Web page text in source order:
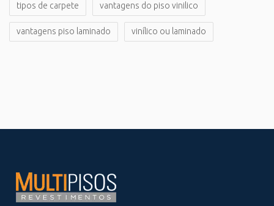
tipos de carpete vantagens do piso vinilico
vantagens piso laminado vinílico ou laminado